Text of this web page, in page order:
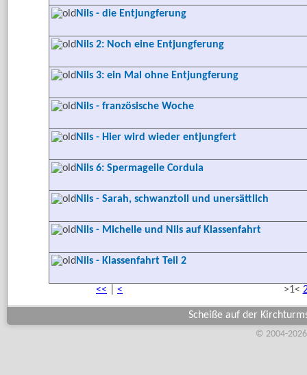
Nils - die Entjungferung
Nils 2: Noch eine Entjungferung
Nils 3: ein Mal ohne Entjungferung
Nils - französische Woche
Nils - Hier wird wieder entjungfert
Nils 6: Spermageile Cordula
Nils - Sarah, schwanztoll und unersättlich
Nils - Michelle und Nils auf Klassenfahrt
Nils - Klassenfahrt Teil 2
<< < >1<
Scheiße auf der
© 2004-